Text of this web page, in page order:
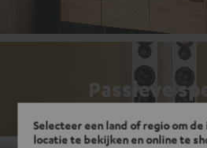
Selecteer een land of regio om
locatie te bekijken en online te
Passieve